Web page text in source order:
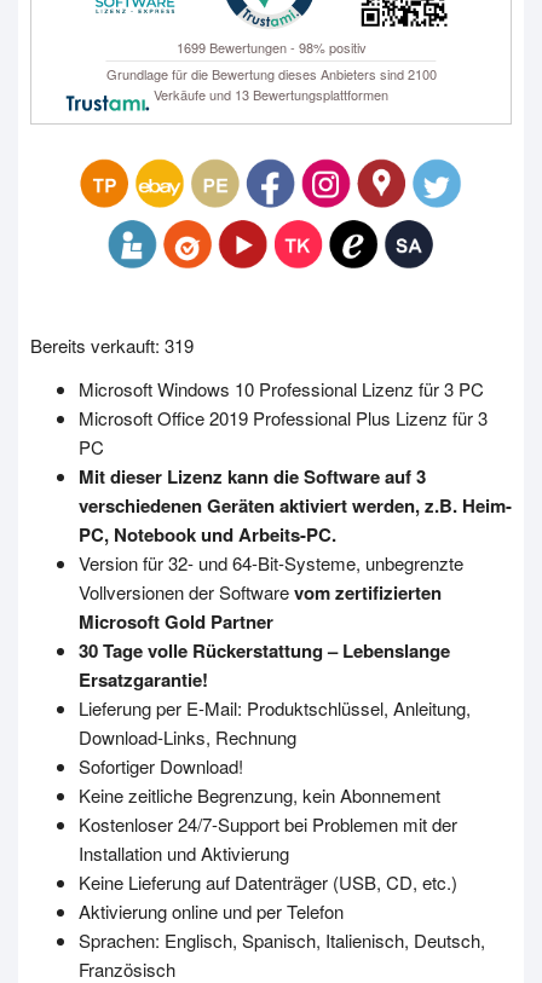
1699 Bewertungen - 98% positiv
Grundlage für die Bewertung dieses Anbieters sind 2100
Verkäufe und 13 Bewertungsplattformen
Bereits verkauft: 319
Microsoft Windows 10 Professional Lizenz für 3 PC
Microsoft Office 2019 Professional Plus Lizenz für 3
PC
Mit dieser Lizenz kann die Software auf 3
verschiedenen Geräten aktiviert werden, z.B. Heim-
PC, Notebook und Arbeits-PC.
Version für 32- und 64-Bit-Systeme, unbegrenzte
Vollversionen der Softwarevom zertifizierten
Microsoft Gold Partner
30 Tage volle Rückerstattung – Lebenslange
Ersatzgarantie!
Lieferung per E-Mail: Produktschlüssel, Anleitung,
Download-Links, Rechnung
Sofortiger Download!
Keine zeitliche Begrenzung, kein Abonnement
Kostenloser 24/7-Support bei Problemen mit der
Installation und Aktivierung
Keine Lieferung auf Datenträger (USB, CD, etc.)
Aktivierung online und per Telefon
Sprachen: Englisch, Spanisch, Italienisch, Deutsch,
Französisch